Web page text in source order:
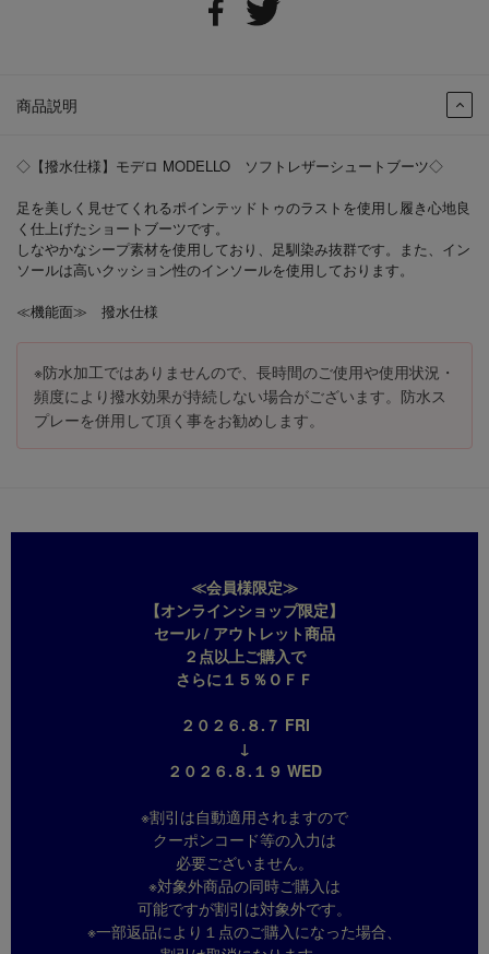
商品説明
◇【撥水仕様】モデロ MODELLO ソフトレザーシュートブーツ◇
足を美しく見せてくれるポインテッドトゥのラストを使用し履き心地良
く仕上げたショートブーツです。
しなやかなシープ素材を使用しており、足馴染み抜群です。また、イン
ソールは高いクッション性のインソールを使用しております。
≪機能面≫ 撥水仕様
※防水加工ではありませんので、長時間のご使用や使用状況・
頻度により撥水効果が持続しない場合がございます。防水ス
プレーを併用して頂く事をお勧めします。
≪会員様限定≫
【オンラインショップ限定】
セール / アウトレット商品
２点以上ご購入で
さらに１５％ＯＦＦ
２０２６.８.７ FRI
↓
２０２６.８.１９ WED
※割引は自動適用されますので
クーポンコード等の入力は
必要ございません。
※対象外商品の同時ご購入は
可能ですが割引は対象外です。
※一部返品により１点のご購入になった場合、